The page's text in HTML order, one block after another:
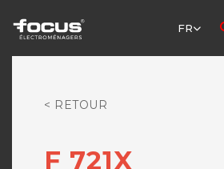
FR
< RETOUR
F 721X